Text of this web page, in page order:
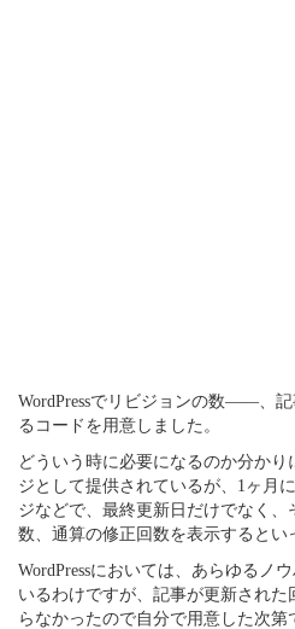
WordPressでリビジョンの数――、
るコードを用意しました。
どういう時に必要になるのか分か
ジとして提供されているが、1ヶ月
ジなどで、最終更新日だけでなく、
数、通算の修正回数を表示するとい
WordPressにおいては、あらゆるノ
いるわけですが、記事が更新され
らなかったので自分で用意した次